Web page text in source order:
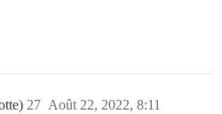
Août 22, 2022, 8:11
27